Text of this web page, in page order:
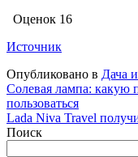
Оценок 16
Источник
Опубликовано в Дача
Навигация
по
записям
Солевая лампа: какую
пользоваться
Lada Niva Travel
Поиск